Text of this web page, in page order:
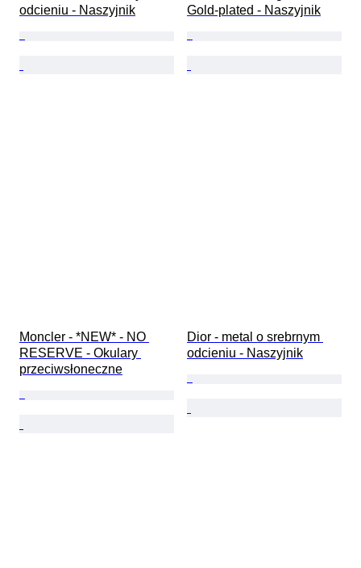
odcieniu - Naszyjnik
Gold-plated - Naszyjnik
Moncler - *NEW* - NO
RESERVE - Okulary
przeciwsłoneczne
Dior - metal o srebrnym
odcieniu - Naszyjnik